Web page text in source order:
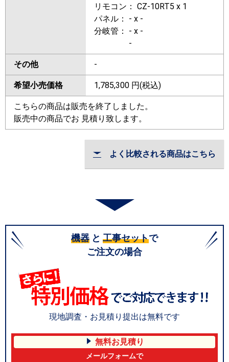
リモコン： CZ-10RT5 x 1
パネル： - x -
分岐管： - x -
-
その他 -
希望小売価格 1,785,300 円(税込)
こちらの商品は販売を終了しました。
販売中の商品でお 見積り致します。
よく比較される商品はこちら
機器 と 工事セットで
ご注文の場合
現地調査・お見積り提出は無料です
無料お見積り
メールフォームで